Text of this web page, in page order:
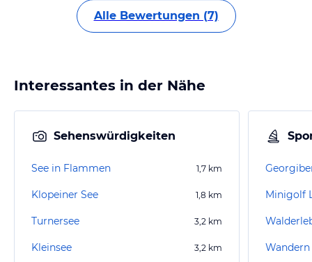
Alle Bewertungen (7)
Interessantes in der Nähe
Sehenswürdigkeiten
See in Flammen 1,7 km
Klopeiner See 1,8 km
Turnersee 3,2 km
Kleinsee 3,2 km
Minigolf